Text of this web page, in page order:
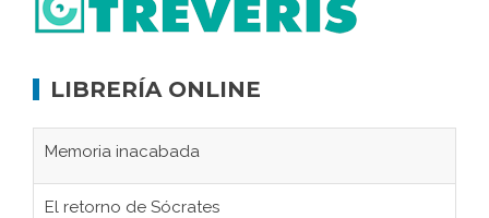
LIBRERÍA ONLINE
Memoria inacabada
El retorno de Sócrates